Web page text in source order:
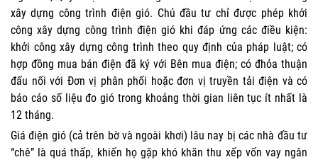
xây dựng công trình điện gió. Chủ đầu tư chỉ được phép khởi
công xây dựng công trình điện gió khi đáp ứng các điều kiện:
khởi công xây dựng công trình theo quy định của pháp luật; có
hợp đồng mua bán điện đã ký với Bên mua điện; có đhỏa thuận
đấu nối với Đơn vị phân phối hoặc đơn vị truyền tải điện và có
báo cáo số liệu đo gió trong khoảng thời gian liên tục ít nhất là
12 tháng.
Giá điện gió (cả trên bờ và ngoài khơi) lâu nay bị các nhà đầu tư
“chê” là quá thấp, khiến họ gặp khó khăn thu xếp vốn vay ngân